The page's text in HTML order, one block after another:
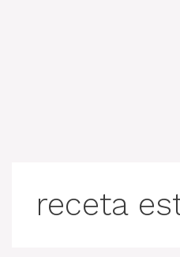
receta